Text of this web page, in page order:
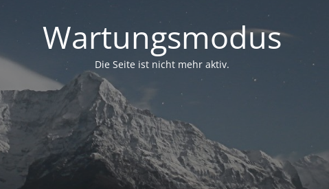
Wartungsmodus
Die Seite ist nicht mehr aktiv.